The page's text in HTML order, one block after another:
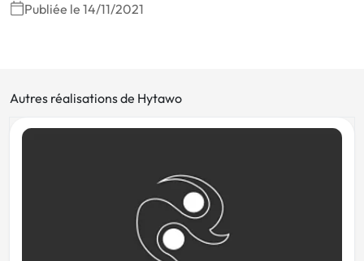
Publiée le 14/11/2021
Autres réalisations de Hytawo